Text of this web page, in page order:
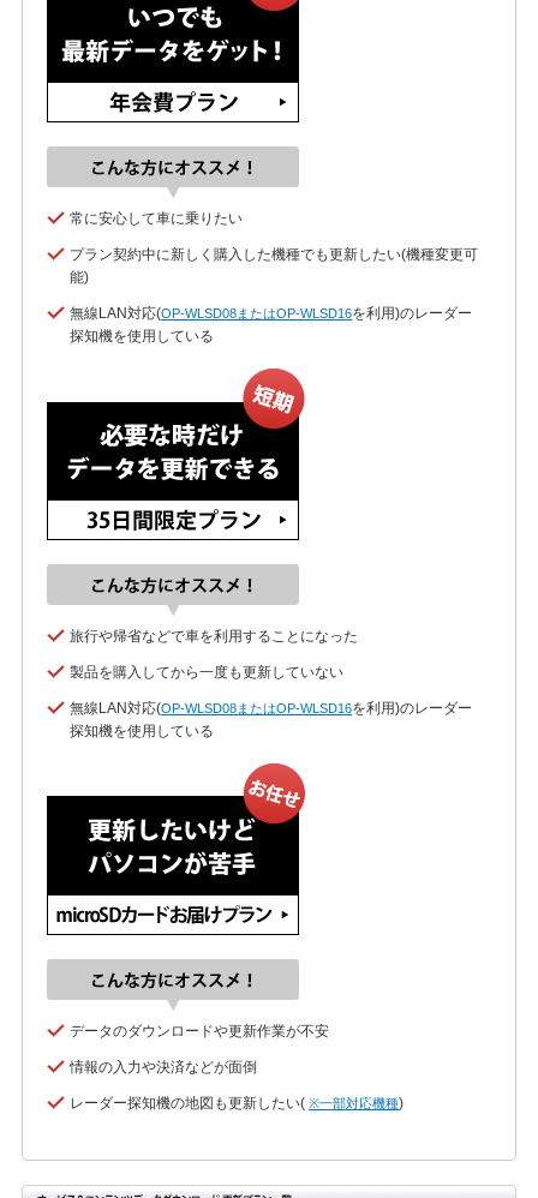
常に安心して車に乗りたい
プラン契約中に新しく購入した機種でも更新したい(機種変更可
能)
無線LAN対応(OP-WLSD08またはOP-WLSD16を利用)のレーダー
探知機を使用している
旅行や帰省などで車を利用することになった
製品を購入してから一度も更新していない
無線LAN対応(OP-WLSD08またはOP-WLSD16を利用)のレーダー
探知機を使用している
データのダウンロードや更新作業が不安
情報の入力や決済などが面倒
レーダー探知機の地図も更新したい(※一部対応機種)